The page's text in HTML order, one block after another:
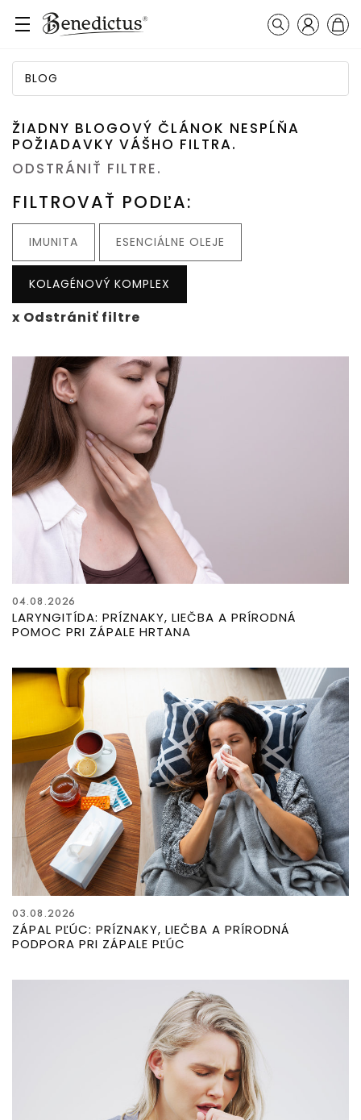
Vyhľadávanie
Košík
BLOG
ŽIADNY BLOGOVÝ ČLÁNOK NESPĹŇA
POŽIADAVKY VÁŠHO FILTRA.
ODSTRÁNIŤ FILTRE.
FILTROVAŤ PODĽA:
IMUNITA ESENCIÁLNE OLEJE
KOLAGÉNOVÝ KOMPLEX
x Odstrániť filtre
04.08.2026
LARYNGITÍDA: PRÍZNAKY, LIEČBA A PRÍRODNÁ
POMOC PRI ZÁPALE HRTANA
03.08.2026
ZÁPAL PĽÚC: PRÍZNAKY, LIEČBA A PRÍRODNÁ
PODPORA PRI ZÁPALE PĽÚC